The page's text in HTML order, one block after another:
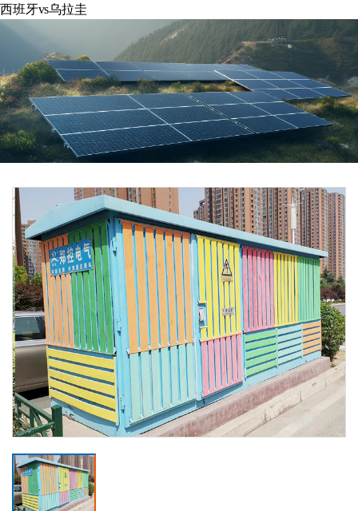
西班牙vs乌拉圭